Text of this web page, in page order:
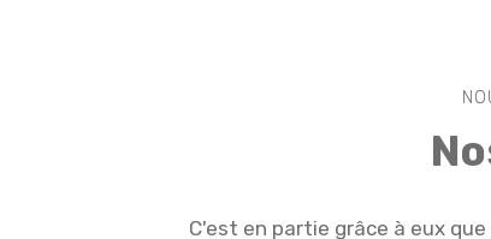
C'est en partie grâce à eux